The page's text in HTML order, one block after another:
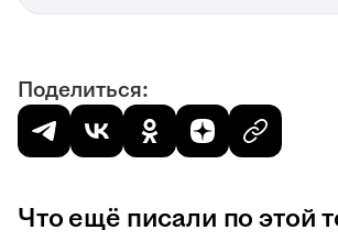
Поделиться:
Что ещё писали по этой